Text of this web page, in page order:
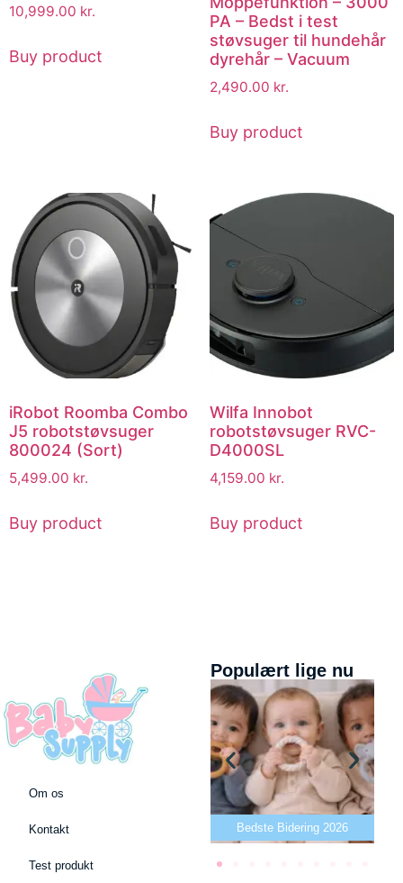
10,999.00 kr.
Buy product
PA – Bedst i test
støvsuger til hundehår
dyrehår – Vacuum
2,490.00 kr.
Buy product
iRobot Roomba Combo
J5 robotstøvsuger
800024 (Sort)
5,499.00 kr.
Buy product
Wilfa Innobot
robotstøvsuger RVC-
D4000SL
4,159.00 kr.
Buy product
Om os
Kontakt
Test produkt
Populært lige nu
Bedste puslepude 2026 Bedste Bidering 2026